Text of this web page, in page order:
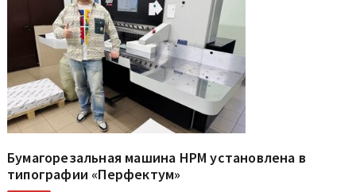
Бумагорезальная машина HPM установлена в
типографии «Перфектум»